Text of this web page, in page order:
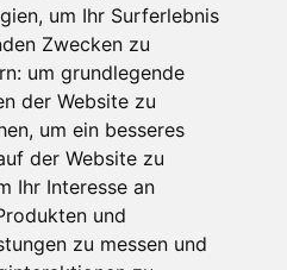
um Ihr Surferlebnis
Zwecken zu
um grundlegende
der Website zu
, um ein besseres
der Website zu
Ihr Interesse an
und
zu messen und
aufgrund
2018, 11:34-Info
Authentifizierung
- Info